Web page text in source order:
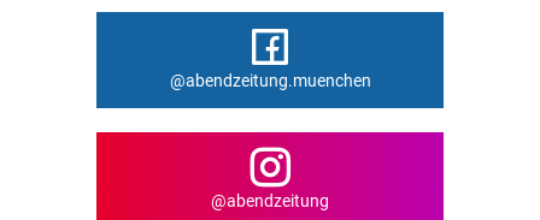
@abendzeitung.muenchen
@abendzeitung